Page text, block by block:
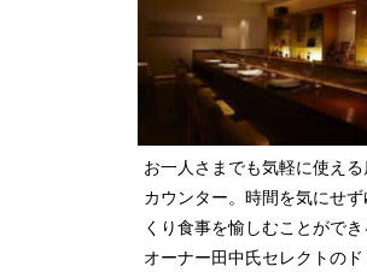
お一人さまでも気軽に使える
カウンター。時間を気にせず
くり食事を愉しむことができ
オーナー田中氏セレクトのド